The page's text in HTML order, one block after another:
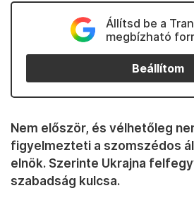
Állítsd be a
megbízható
Beállítom
Nem először, és vélhetőleg
figyelmezteti a szomszédos
elnök. Szerinte Ukrajna
szabadság kulcsa.